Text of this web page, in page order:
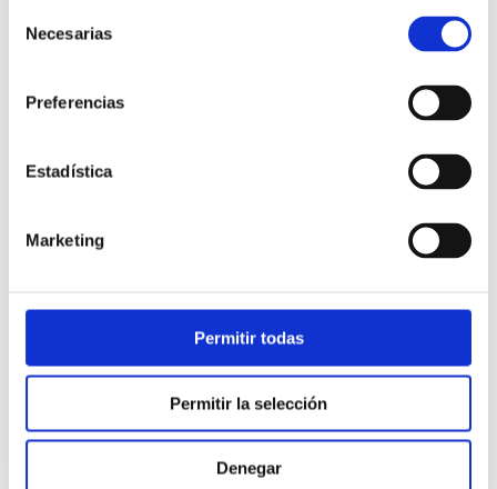
Necesarias
Preferencias
Estadística
Marketing
Permitir todas
Permitir la selección
Denegar